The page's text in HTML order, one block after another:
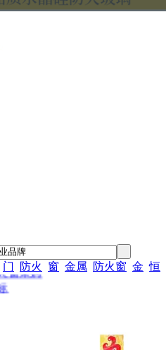
门 防火 窗 金属 防火窗 金 恒
施工招标公告
窗采购
窗采购